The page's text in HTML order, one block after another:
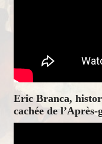
Eric Branca,
cachée de